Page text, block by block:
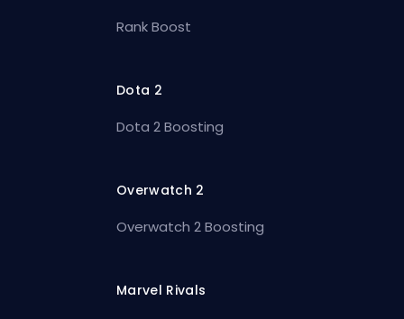
Rank Boost
Dota 2
Dota 2 Boosting
Overwatch 2
Overwatch 2 Boosting
Marvel Rivals